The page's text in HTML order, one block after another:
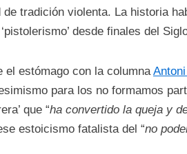
de tradición violenta. La historia
desde finales del
el estómago con la columna
para los no formamos
que “ha convertido la queja y
estoicismo fatalista del “no